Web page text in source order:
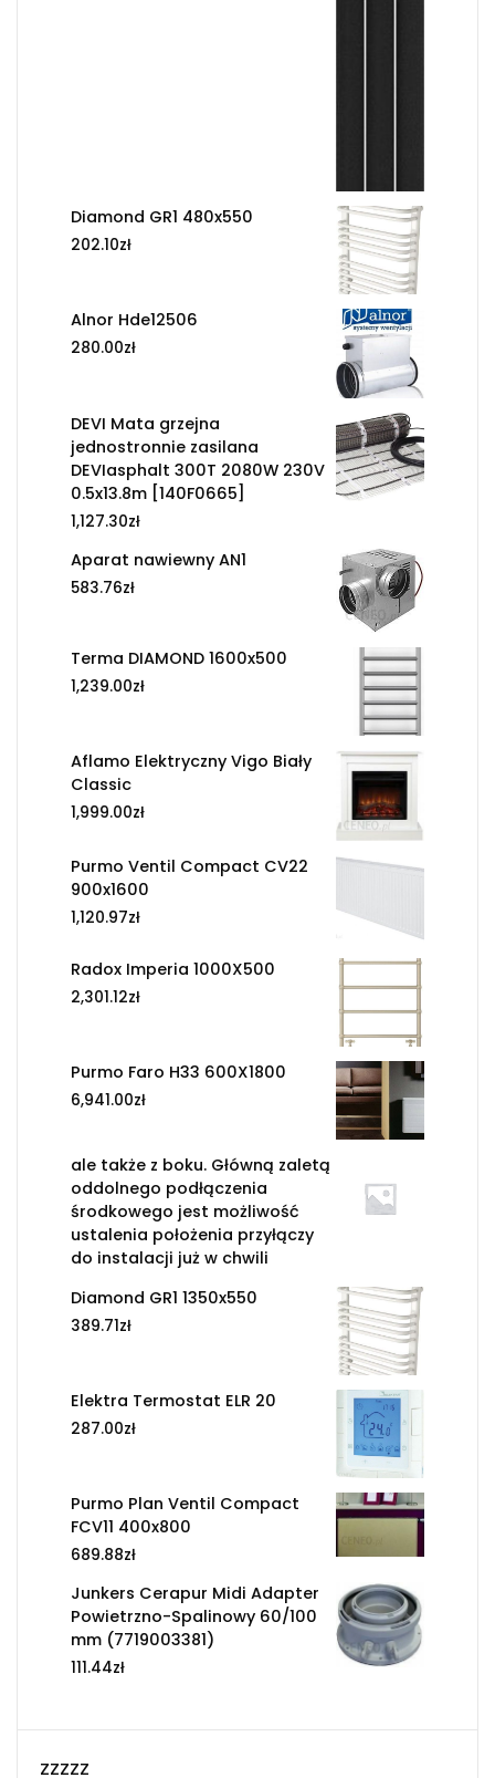
Diamond GR1 480x550
202.10zł
Alnor Hde12506
280.00zł
DEVI Mata grzejna
jednostronnie zasilana
DEVIasphalt 300T 2080W 230V
0.5x13.8m [140F0665]
1,127.30zł
Aparat nawiewny AN1
583.76zł
Terma DIAMOND 1600x500
1,239.00zł
Aflamo Elektryczny Vigo Biały
Classic
1,999.00zł
Purmo Ventil Compact CV22
900x1600
1,120.97zł
Radox Imperia 1000X500
2,301.12zł
Purmo Faro H33 600X1800
6,941.00zł
ale także z boku. Główną zaletą
oddolnego podłączenia
środkowego jest możliwość
ustalenia położenia przyłączy
do instalacji już w chwili
Diamond GR1 1350x550
389.71zł
Elektra Termostat ELR 20
287.00zł
Purmo Plan Ventil Compact
FCV11 400x800
689.88zł
Junkers Cerapur Midi Adapter
Powietrzno-Spalinowy 60/100
mm (7719003381)
111.44zł
zzzzz